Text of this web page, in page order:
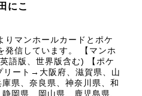
にこ
マンホールカードとポケ
発信しています。 【マンホ
語版、世界版含む) 【ポケ
リート→大阪府、滋賀県、山
県、奈良県、神奈川県、和
岡県、岡山県、鹿児島県、